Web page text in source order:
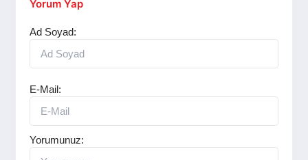
Yorum Yap
Ad Soyad:
E-Mail:
Yorumunuz: